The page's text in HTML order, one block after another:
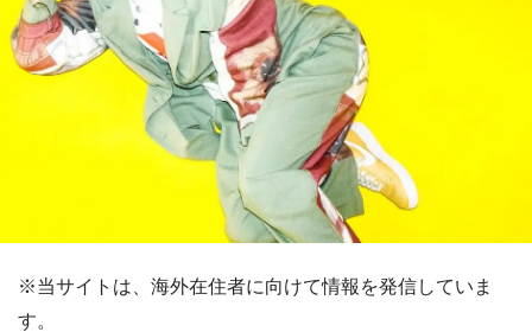
※当サイトは、海外在住者に向けて情報を発信していま
す。